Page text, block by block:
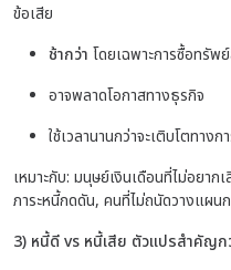
ข้อเสีย
ช้ากว่า โดยเฉพาะการซื้อทรัพ
อาจพลาดโอกาสทางธุรกิจ
ใช้เวลานานกว่าจะเติบโตทางก
เหมาะกับ: มนุษย์เงินเดือนที่ไม่อยาก
ภาระหนี้กดดัน, คนที่ไม่ถนัดวางแผนก
3) หนี้ดี vs หนี้เสีย ตัวแปรสำคัญก